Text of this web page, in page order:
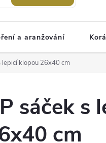
a aranžování
lepicí klopou 26x40 cm
sáček s
cm